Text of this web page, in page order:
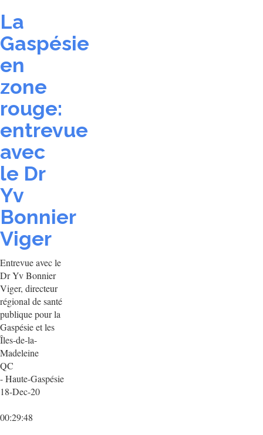
La
Gaspésie
en
zone
rouge:
entrevue
avec
le Dr
Yv
Bonnier
Viger
Entrevue avec le
Dr Yv Bonnier
Viger, directeur
régional de santé
publique pour la
Gaspésie et les
Îles-de-la-
Madeleine
QC
- Haute-Gaspésie
18-Dec-20
00:29:48